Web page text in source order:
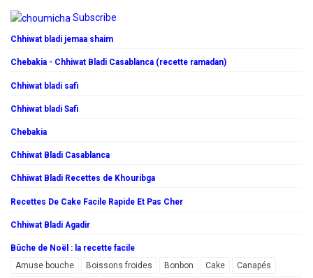
Subscribe
Chhiwat bladi jemaa shaim
Chebakia - Chhiwat Bladi Casablanca (recette ramadan)
Chhiwat bladi safi
Chhiwat bladi Safi
Chebakia
Chhiwat Bladi Casablanca
Chhiwat Bladi Recettes de Khouribga
Recettes De Cake Facile Rapide Et Pas Cher
Chhiwat Bladi Agadir
Bûche de Noël : la recette facile
Amuse bouche
Boissons froides Bonbon Cake
Canapés